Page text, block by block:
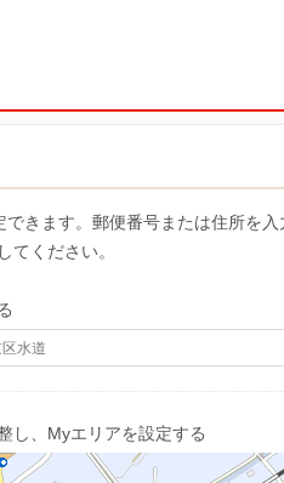
きます。郵便番号または住所を
てください。
し、Myエリアを設定する